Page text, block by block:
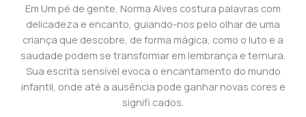
Em Um pé de gente, Norma Alves costura palavras com
delicadeza e encanto, guiando-nos pelo olhar de uma
criança que descobre, de forma mágica, como o luto e a
saudade podem se transformar em lembrança e ternura.
Sua escrita sensível evoca o encantamento do mundo
infantil, onde até a ausência pode ganhar novas cores e
signifi cados.